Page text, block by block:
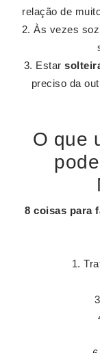
relação de
Às vezes
Estar
preciso da
O que
8 coisas para